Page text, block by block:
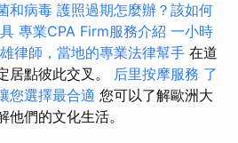
和病毒 護照過期怎麼辦？該如何
專業CPA Firm服務介紹 一小時
律師，當地的專業法律幫手 在道
居點彼此交叉。 后里按摩服務 了
您選擇最合適 您可以了解歐洲大
們的文化生活。